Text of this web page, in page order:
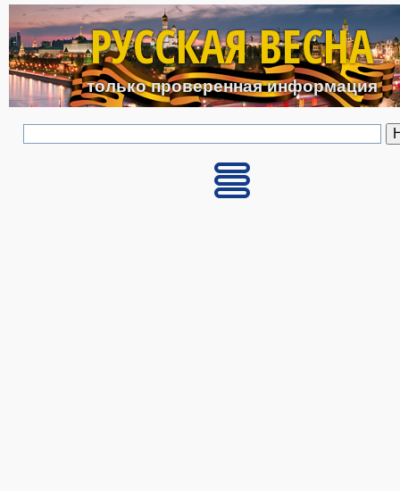
Перейти к основному
РУССКАЯ ВЕСНА
только проверенная информация